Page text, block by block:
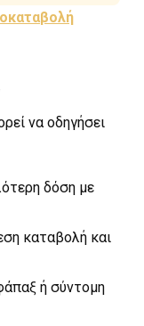
να οδηγήσει
δόση με
καταβολή και
ή σύντομη